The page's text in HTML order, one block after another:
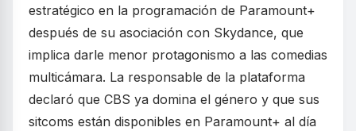
estratégico en la programación de Paramount+
después de su asociación con Skydance, que
implica darle menor protagonismo a las comedias
multicámara. La responsable de la plataforma
declaró que CBS ya domina el género y que sus
sitcoms están disponibles en Paramount+ al día